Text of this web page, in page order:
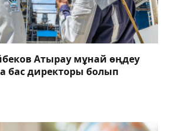
Атырау мұнай өңдеу
бас директоры болып